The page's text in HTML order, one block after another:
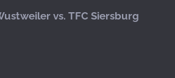
vs. TFC Siersburg